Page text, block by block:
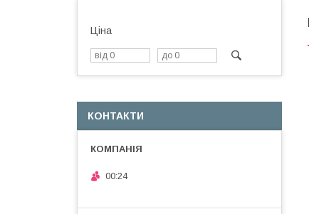
Ціна
КОНТАКТИ
00:24